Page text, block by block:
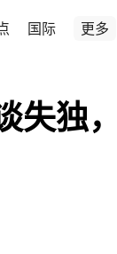
国际 更多
失独